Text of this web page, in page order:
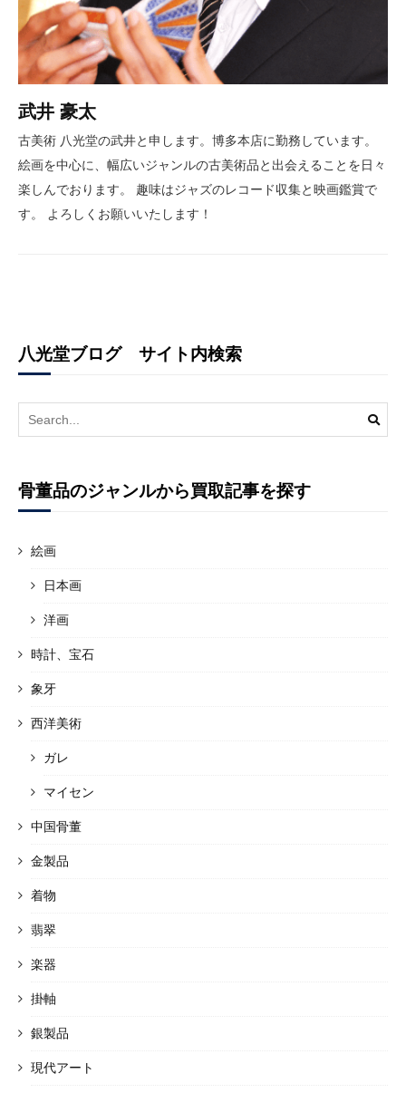
武井 豪太
古美術 八光堂の武井と申します。博多本店に勤務しています。
絵画を中心に、幅広いジャンルの古美術品と出会えることを日々
楽しんでおります。 趣味はジャズのレコード収集と映画鑑賞で
す。 よろしくお願いいたします！
八光堂ブログ サイト内検索
Search
for:
骨董品のジャンルから買取記事を探す
絵画
日本画
洋画
時計、宝石
象牙
西洋美術
ガレ
マイセン
中国骨董
金製品
着物
翡翠
楽器
掛軸
銀製品
現代アート